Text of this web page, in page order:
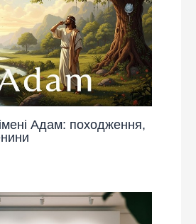
Адам: походження,